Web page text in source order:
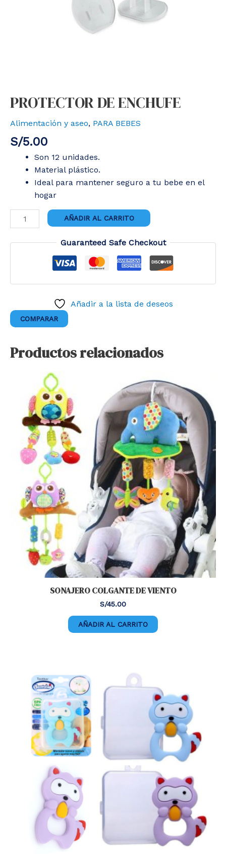
PROTECTOR DE ENCHUFE
Alimentación y aseo, PARA BEBES
S/5.00
Son 12 unidades.
Material plástico.
Ideal para mantener seguro a tu bebe en el
hogar
PROTECTOR
DE
ENCHUFE
AÑADIR AL CARRITO
Guaranteed Safe Checkout
Añadir a la lista de deseos
COMPARAR
Productos relacionados
SONAJERO COLGANTE DE VIENTO
S/45.00
AÑADIR AL CARRITO